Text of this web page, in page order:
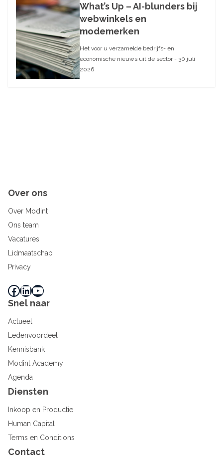
What’s Up – AI-blunders bij
webwinkels en
modemerken
Het voor u verzamelde bedrijfs- en
economische nieuws uit de sector - 30 juli
2026
Over ons
Over Modint
Ons team
Vacatures
Lidmaatschap
Privacy
Facebook LinkedIn YouTube
Snel naar
Actueel
Ledenvoordeel
Kennisbank
Modint Academy
Agenda
Diensten
Inkoop en Productie
Human Capital
Terms en Conditions
Contact